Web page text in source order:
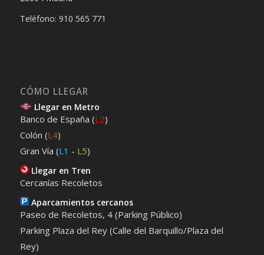
Teléfono: 910 565 771
CÓMO LLEGAR
Llegar en Metro
Banco de España (L2)
Colón (L4)
Gran Vía (L1 - L5)
Llegar en Tren
Cercanías Recoletos
Aparcamientos cercanos
Paseo de Recoletos, 4 (Parking Público)
Parking Plaza del Rey (Calle del Barquillo/Plaza del
Rey)